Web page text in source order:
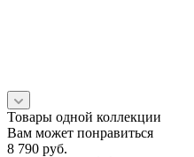
Товары одной коллекции
Вам может понравиться
8 790 руб.